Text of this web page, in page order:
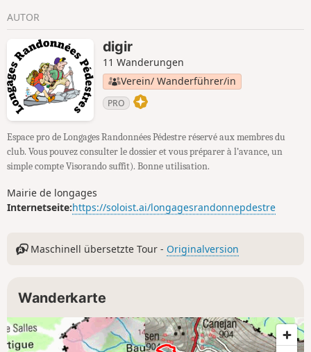
AUTOR
digir
11 Wanderungen
Verein/ Wanderführer/in
PRO
Espace pro de Longages Randonnées Pédestre réservé aux membres du
club. Vous pouvez consulter le dossier et vous préparer à l’avance, un
simple compte Visorando suffit). Bonne utilisation.
Mairie de longages
Internetseite:https://soloist.ai/longagesrandonnepdestre
Maschinell übersetzte Tour - Originalversion
Wanderkarte